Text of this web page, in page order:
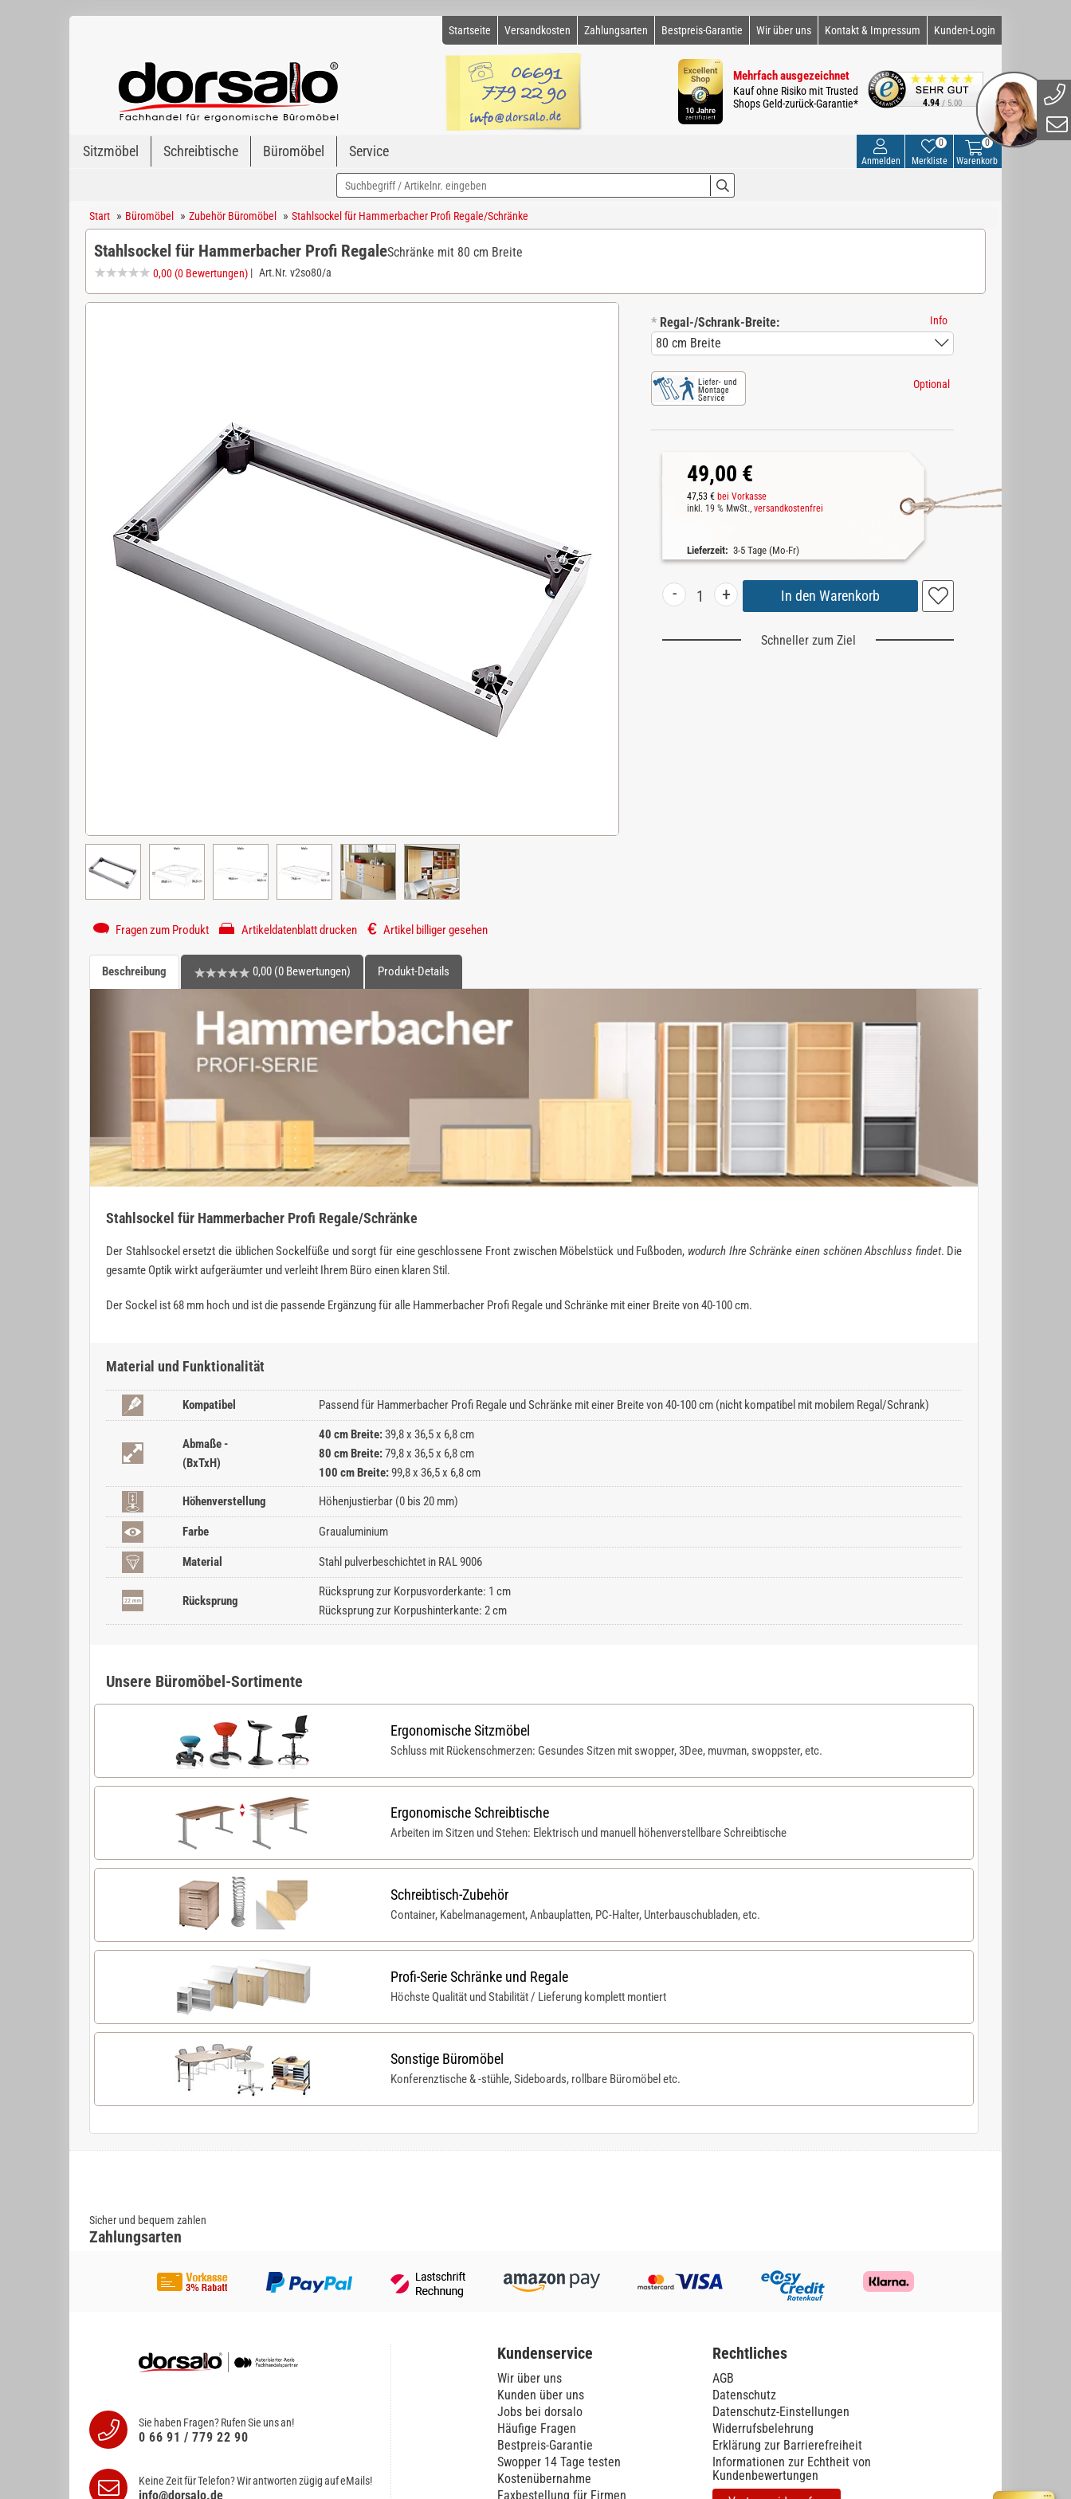
Startseite Versandkosten Zahlungsarten Bestpreis-Garantie Wir über uns Kontakt & Impressum Kunden-Login
Mehrfach ausgezeichnet
Kauf ohne Risiko mit Trusted
Shops Geld-zurück-Garantie*
4.94 / 5.00
Sitzmöbel Schreibtische Büromöbel Service
0
Warenkorb
Merkliste
0
Anmelden
Start » Büromöbel » Zubehör Büromöbel » Stahlsockel für Hammerbacher Profi Regale/Schränke
Stahlsockel für Hammerbacher Profi RegaleSchränke mit 80 cm Breite
0,00 (0 Bewertungen) | Art.Nr. v2so80/a
* Regal-/Schrank-Breite: Info
Optional
49,00 €
47,53 € bei Vorkasse
inkl. 19 % MwSt., versandkostenfrei
Lieferzeit: 3-5 Tage (Mo-Fr)
- +
Schneller zum Ziel
Fragen zum Produkt Artikeldatenblatt drucken Artikel billiger gesehen
Beschreibung 0,00 (0 Bewertungen) Produkt-Details
Stahlsockel für Hammerbacher Profi Regale/Schränke
Der Stahlsockel ersetzt die üblichen Sockelfüße und sorgt für eine geschlossene Front zwischen Möbelstück und Fußboden, wodurch Ihre Schränke einen schönen Abschluss findet. Die
gesamte Optik wirkt aufgeräumter und verleiht Ihrem Büro einen klaren Stil.
Der Sockel ist 68 mm hoch und ist die passende Ergänzung für alle Hammerbacher Profi Regale und Schränke mit einer Breite von 40-100 cm.
Material und Funktionalität
Kompatibel Passend für Hammerbacher Profi Regale und Schränke mit einer Breite von 40-100 cm (nicht kompatibel mit mobilem Regal/Schrank)
Abmaße -
(BxTxH)
40 cm Breite:39,8 x 36,5 x 6,8 cm
80 cm Breite:79,8 x 36,5 x 6,8 cm
100 cm Breite:99,8 x 36,5 x 6,8 cm
Höhenverstellung
Höhenjustierbar (0 bis 20 mm)
Farbe Graualuminium
Material Stahl pulverbeschichtet in RAL 9006
Rücksprung
Rücksprung zur Korpusvorderkante: 1 cm
Rücksprung zur Korpushinterkante: 2 cm
Unsere Büromöbel-Sortimente
Ergonomische Sitzmöbel
Schluss mit Rückenschmerzen: Gesundes Sitzen mit swopper, 3Dee, muvman, swoppster, etc.
Ergonomische Schreibtische
Arbeiten im Sitzen und Stehen: Elektrisch und manuell höhenverstellbare Schreibtische
Schreibtisch-Zubehör
Container, Kabelmanagement, Anbauplatten, PC-Halter, Unterbauschubladen, etc.
Profi-Serie Schränke und Regale
Höchste Qualität und Stabilität / Lieferung komplett montiert
Sonstige Büromöbel
Konferenztische & -stühle, Sideboards, rollbare Büromöbel etc.
Sicher und bequem zahlen
Zahlungsarten
Sie haben Fragen? Rufen Sie uns an!
0 66 91 / 779 22 90
Keine Zeit für Telefon? Wir antwortenzügig auf eMails!
info@dorsalo.de
Kundenservice
Wir über uns
Kunden über uns
Jobs bei dorsalo
Häufige Fragen
Bestpreis-Garantie
Swopper 14 Tage testen
Kostenübernahme
Faxbestellung für Firmen
Rechtliches
AGB
Datenschutz
Datenschutz-Einstellungen
Widerrufsbelehrung
Erklärung zur Barrierefreiheit
Informationen zur Echtheit von
Kundenbewertungen